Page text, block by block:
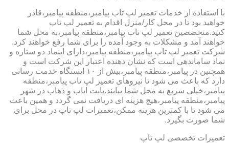
با استفاده از خدمات تعمیر لپ تاب پیامبر،منطقه پیامبر،قادر
خواهید بود تا در محل کار/منزل اقدام به تعمیر لپ تاپ
کنید.متخصصین تعمیر لپ تاب پیامبر،منطقه پیامبر،به محل شما
خواهند آمد و مشکلات به وجود آمده را برای شما رفع خواهند کرد.
شرکت تعمیر لپ تاب پیامبر،منطقه پیامبر،دارای اینماد دو ستاره و
نماد ساماندهی است که نشان دهنده اعتبار این شرکت است و
همچنین در پیامبر،منطقه پیامبر،بیش از ۱۰ ایستگاه خدمت رسانی
دارد که باعث می شود تا نیروهای تعمیر لپ تاب پیامبر،منطقه
پیامبر،خیلی سریع به محل شما بیایند.بابت ایاب و ذهاب در شهر
پیامبر،منطقه پیامبر،هیچ هزینه ای دریافت نمی گردد و همین باعث
می شود تا با کمترین هزینه ممکن،تعمیرات لپ تاپ در محل برای
شما صورت بگیرد.
تعمیرات تخصصی لپ تاپ